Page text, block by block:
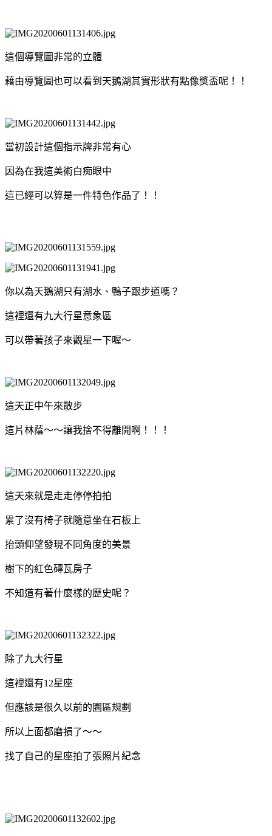
這個導覽圖非常的立體
藉由導覽圖也可以看到天鵝湖其實形狀有點像獎盃呢！！
當初設計這個指示牌非常有心
因為在我這美術白痴眼中
這已經可以算是一件特色作品了！！
你以為天鵝湖只有湖水、鴨子跟步道嗎？
這裡還有九大行星意象區
可以帶著孩子來觀星一下喔～
這天正中午來散步
這片林蔭～～讓我捨不得離開啊！！！
這天來就是走走停停拍拍
累了沒有椅子就隨意坐在石板上
抬頭仰望發現不同角度的美景
樹下的紅色磚瓦房子
不知道有著什麼樣的歷史呢？
除了九大行星
這裡還有12星座
但應該是很久以前的園區規劃
所以上面都磨損了～～
找了自己的星座拍了張照片紀念